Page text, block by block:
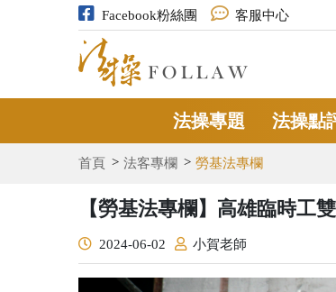
Facebook粉絲團 客服中心
法操專題 法操點
首頁 法客專欄 勞基法專欄
【勞基法專欄】高雄臨時工
2024-06-02 小賀老師